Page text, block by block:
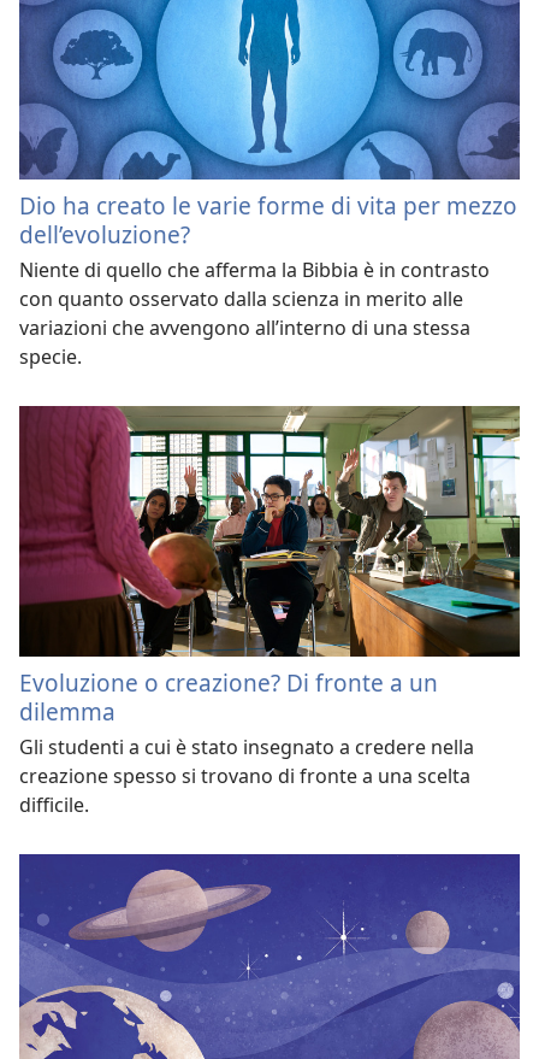
Dio ha creato le varie forme di vita per mezzo
dell’evoluzione?
Niente di quello che afferma la Bibbia è in contrasto
con quanto osservato dalla scienza in merito alle
variazioni che avvengono all’interno di una stessa
specie.
Evoluzione o creazione? Di fronte a un
dilemma
Gli studenti a cui è stato insegnato a credere nella
creazione spesso si trovano di fronte a una scelta
difficile.